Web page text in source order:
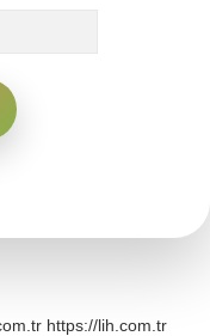
https://lih.com.tr